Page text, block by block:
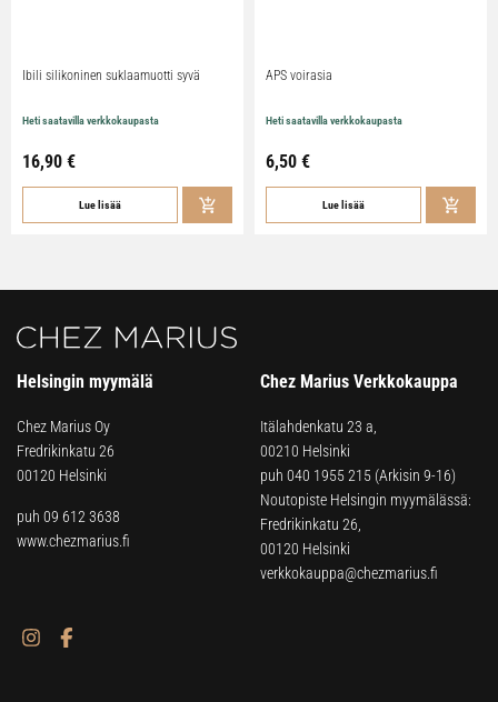
Ibili silikoninen suklaamuotti syvä
Heti saatavilla verkkokaupasta
16,90 €
Lue lisää
APS voirasia
Heti saatavilla verkkokaupasta
6,50 €
Lue lisää
Helsingin myymälä
Chez Marius Oy
Fredrikinkatu 26
00120 Helsinki
puh 09 612 3638
www.chezmarius.fi
Chez Marius Verkkokauppa
Itälahdenkatu 23 a,
00210 Helsinki
puh 040 1955 215 (Arkisin 9-16)
Noutopiste Helsingin myymälässä:
Fredrikinkatu 26,
00120 Helsinki
verkkokauppa@chezmarius.fi